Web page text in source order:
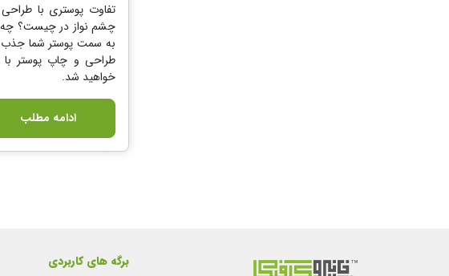
تفاوت پوستری با
چشم نواز در چیست؟ چه
به سمت پوستر شما جذب
طراحی و چاپ پوستر با
خواهید شد.
ادامه مطلب
برگه های کاربردی